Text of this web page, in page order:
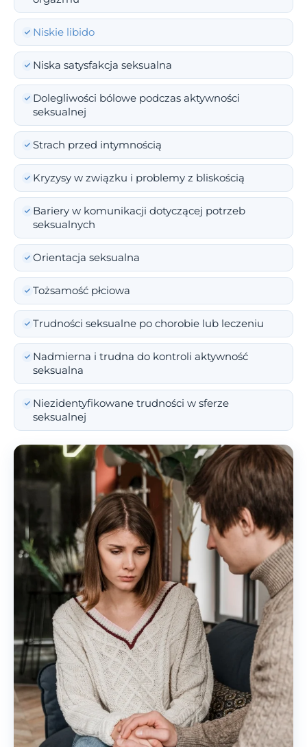
Niskie libido
Niska satysfakcja seksualna
Dolegliwości bólowe podczas aktywności
seksualnej
Strach przed intymnością
Kryzysy w związku i problemy z bliskością
Bariery w komunikacji dotyczącej potrzeb
seksualnych
Orientacja seksualna
Tożsamość płciowa
Trudności seksualne po chorobie lub leczeniu
Nadmierna i trudna do kontroli aktywność
seksualna
Niezidentyfikowane trudności w sferze
seksualnej